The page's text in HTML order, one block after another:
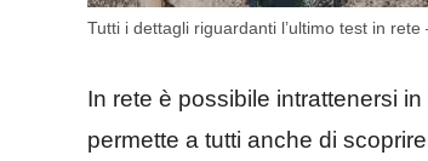
Tutti i dettagli riguardanti l’ultimo test in
In rete è possibile intrattenersi
permette a tutti anche di